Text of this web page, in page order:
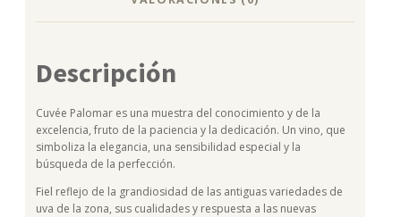
Descripción
Cuvée Palomar es una muestra del conocimiento y de la
excelencia, fruto de la paciencia y la dedicación. Un vino, que
simboliza la elegancia, una sensibilidad especial y la
búsqueda de la perfección.
Fiel reflejo de la grandiosidad de las antiguas variedades de
uva de la zona, sus cualidades y respuesta a las nuevas